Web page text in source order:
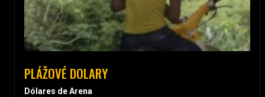
PLÁŽOVÉ DOLARY
Dólares de Arena